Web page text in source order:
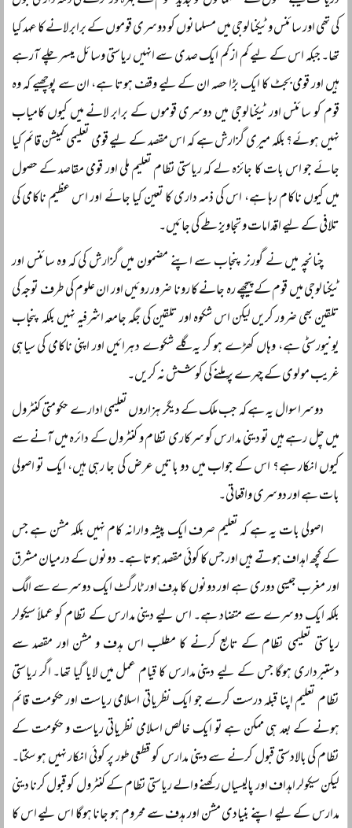
کی تھی اور سائنس و ٹیکنالوجی میں مسلمانوں کو دوسری قوموں کے برابر لانے کا عہد کیا
تھا۔ جبکہ اس کے لیے کم از کم ایک صدی سے انہیں ریاستی وسائل میسر چلے آرہے
ہیں اور قومی بجٹ کا ایک بڑا حصہ ان کے لیے وقف ہوتا ہے، ان سے پوچھیے کہ وہ
قوم کو سائنس اور ٹیکنالوجی میں دوسری قوموں کے برابر لانے میں کیوں کامیاب
نہیں ہوئے؟ بلکہ میری گزارش ہے کہ اس مقصد کے لیے قومی تعلیمی کمیشن قائم کیا
جائے جو اس بات کا جائزہ لے کہ ریاستی نظام تعلیم ملی اور قومی مقاصد کے حصول
میں کیوں ناکام رہا ہے، اس کی ذمہ داری کا تعین کیا جائے اور اس عظیم ناکامی کی
تلافی کے لیے اقدامات و تجاویز طے کی جائیں۔
چنانچہ میں نے گورنر پنجاب سے اپنے مضمون میں گزارش کی کہ وہ سائنس اور
ٹیکنالوجی میں قوم کے پیچھے رہ جانے کا رونا ضرور روئیں اور ان علوم کی طرف توجہ کی
تلقین بھی ضرور کریں لیکن اس شکوہ اور تلقین کی جگہ جامعہ اشرفیہ نہیں بلکہ پنجاب
یونیورسٹی ہے، وہاں کھڑے ہو کر یہ گلے شکوے دہرائیں اور اپنی ناکامی کی سیاہی
غریب مولوی کے چہرے پر ملنے کی کوشش نہ کریں۔
دوسرا سوال یہ ہے کہ جب ملک کے دیگر ہزاروں تعلیمی ادارے حکومتی کنٹرول
میں چل رہے ہیں تو دینی مدارس کو سرکاری نظام و کنٹرول کے دائرہ میں آنے سے
کیوں انکار ہے؟ اس کے جواب میں دو باتیں عرض کی جا رہی ہیں، ایک تو اصولی
بات ہے اور دوسری واقعاتی۔
اصولی بات یہ ہے کہ تعلیم صرف ایک پیشہ وارانہ کام نہیں بلکہ مشن ہے جس
کے کچھ اہداف ہوتے ہیں اور جس کا کوئی مقصد ہوتا ہے۔ دونوں کے درمیان مشرق
اور مغرب جیسی دوری ہے اور دونوں کا ہدف اور ٹارگٹ ایک دوسرے سے الگ
بلکہ ایک دوسرے سے متضاد ہے۔ اس لیے دینی مدارس کے نظام کو عملاً سیکولر
ریاستی تعلیمی نظام کے تابع کرنے کا مطلب اس ہدف و مشن اور مقصد سے
دستبرداری ہوگا جس کے لیے دینی مدارس کا قیام عمل میں لایا گیا تھا۔ اگر ریاستی
نظام تعلیم اپنا قبلہ درست کرے جو ایک نظریاتی اسلامی ریاست اور حکومت قائم
ہونے کے بعد ہی ممکن ہے تو ایک خالص اسلامی نظریاتی ریاست و حکومت کے
نظام کی بالادستی قبول کرنے سے دینی مدارس کو قطعی طور پر کوئی انکار نہیں ہو سکتا۔
لیکن سیکولر اہداف اور پالیسیاں رکھنے والے ریاستی نظام کے کنٹرول کو قبول کرنا دینی
مدارس کے لیے اپنے بنیادی مشن اور ہدف سے محروم ہو جانا ہوگا اس لیے اس کا